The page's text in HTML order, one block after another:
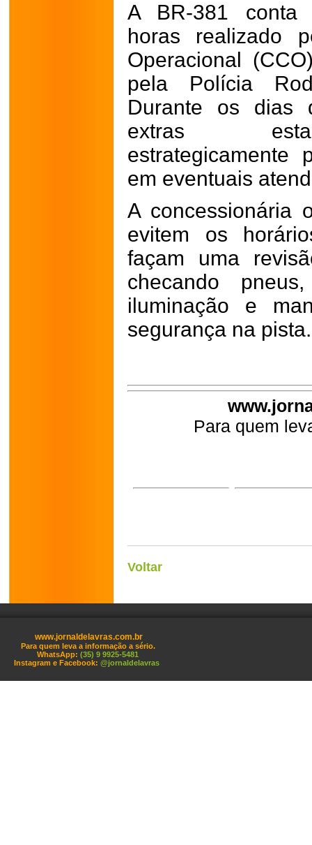
A BR-381 conta
horas realizado
Operacional
pela Polícia
Durante os dias
extras
estrategicamente
em eventuais
A concessionária
evitem os
façam uma
checando
iluminação e
segurança na pista.
Para quem
Voltar
www.jornaldelavras.com.br
Para quem leva a informação a sério.
WhatsApp: (35) 9 9925-5481
Instagram e Facebook: @jornaldelavras